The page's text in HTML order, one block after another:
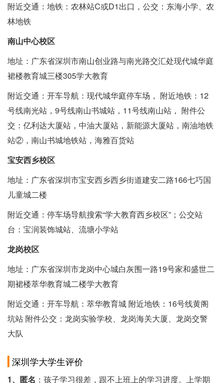
附近交通：地铁：农林站C或D1出口，公交：东海小学、农
林地铁
南山中心校区
地址：广东省深圳市南山创业路与南光路交汇处现代城华庭
裙楼教育城三楼305学大教育
附近交通：开车导航：现代城华庭停车场， 附近地铁：12
号线南光站，9号线南山书城站，11号线南山站， 附件公
交：亿利达大厦站，中油大厦站，新能源大厦站，南油地铁
站②，南山书城地铁站，海雅百货站
宝安西乡校区
地址：广东省深圳市宝安西乡西乡街道建安二路166七巧国
儿童城二楼
附近交通：停车场导航搜索“学大教育西乡校区”；公交站
台：宝润装饰城站、流塘小学站
龙岗校区
地址：广东省深圳市龙岗中心城白灰围一路19号家和盛世二
期裙楼萃华教育城二楼学大教育
附近交通：开车导航：萃华教育城 附近地铁：16号线黄阁
坑站 附件公交：龙岗实验学校、龙岗海关大厦、龙岗交警
大队
深圳学大学生评价
1、匿名 ：孩子学习很差，跟不上班上的学习进度。上学期